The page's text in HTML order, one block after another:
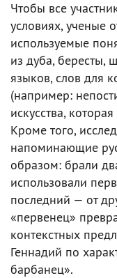
Чтобы все
условиях, ученые
используемые
из дуба, бересты,
языков, слов для
(например:
искусства,
Кроме того,
напоминающие
образом: брали
использовали
последний — от
«первенец»
контекстных
Геннадий по
барбанец».